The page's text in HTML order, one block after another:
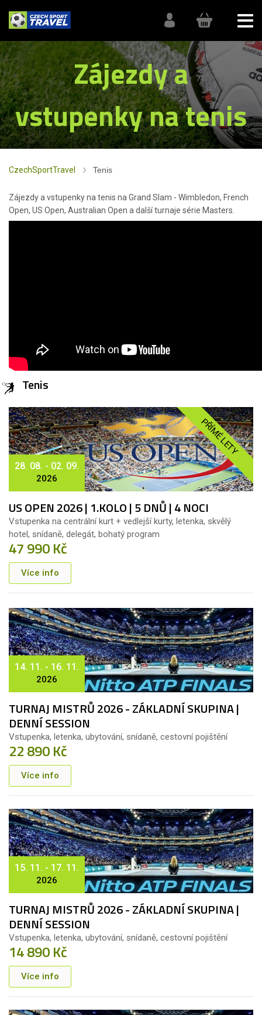
Zájezdy a
vstupenky na tenis
CzechSportTravel Tenis
Zájezdy a vstupenky na tenis na Grand Slam - Wimbledon, French
Open, US Open, Australian Open a další turnaje série Masters.
Tenis
PŘÍMÉ LETY
28. 08. - 02. 09.
2026
US OPEN 2026 | 1.KOLO | 5 DNŮ | 4 NOCI
Vstupenka na centrální kurt + vedlejší kurty, letenka, skvělý
hotel, snídaně, delegát, bohatý program
47 990 Kč
Více info
14. 11. - 16. 11.
2026
TURNAJ MISTRŮ 2026 - ZÁKLADNÍ SKUPINA |
DENNÍ SESSION
Vstupenka, letenka, ubytování, snídaně, cestovní pojištění
22 890 Kč
Více info
15. 11. - 17. 11.
2026
TURNAJ MISTRŮ 2026 - ZÁKLADNÍ SKUPINA |
DENNÍ SESSION
Vstupenka, letenka, ubytování, snídaně, cestovní pojištění
14 890 Kč
Více info